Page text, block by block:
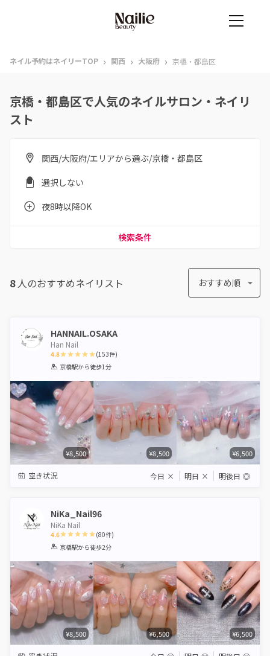
ネイル予約はネイリーTOP › 関西 › 大阪府 › 京橋・都島区
京橋・都島区で人気のネイルサロン・ネイリ
スト
関西/大阪府/エリアから選ぶ/京橋・都島区
選択しない
夜8時以降OK
検索条件
8人のおすすめネイリスト おすすめ順
HANNAIL.OSAKA
Han Nail
4.8
1 2 3 4 5
(153件)
京橋駅から徒歩1分
¥8,500 ¥8,500 ¥6,500
空き状況 今日 × 明日 × 明後日 ◎
NiKa_Nail96
NiKa Nail
4.6
1 2 3 4 5
(80件)
京橋駅から徒歩2分
¥8,500 ¥6,500 ¥6,500